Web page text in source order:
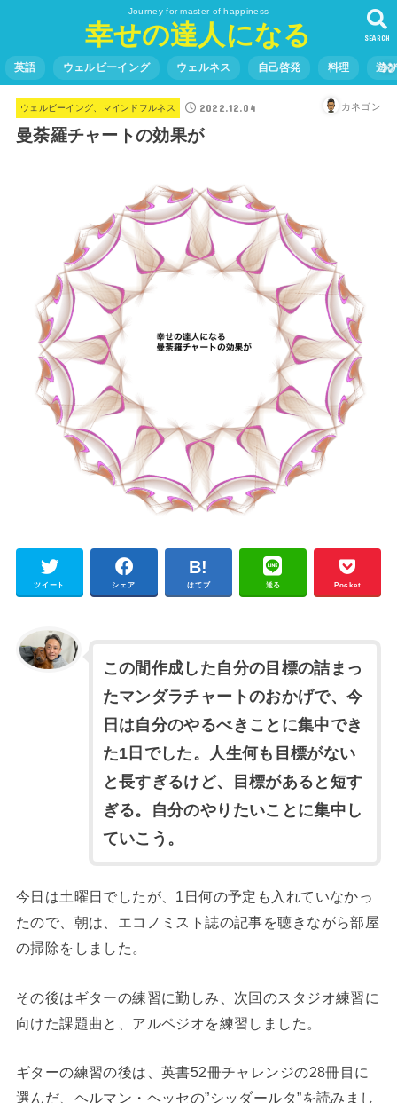
Journey for master of happiness
幸せの達人になる SEARCH
英語 ウェルビーイング ウェルネス 自己啓発 料理 遊
ウェルビーイング、マインドフルネス 2022.12.04 カネゴン
曼荼羅チャートの効果が
ツイート シェア はてブ 送る Pocket
この間作成した自分の目標の詰まっ
たマンダラチャートのおかげで、今
日は自分のやるべきことに集中でき
た1日でした。人生何も目標がない
と長すぎるけど、目標があると短す
ぎる。自分のやりたいことに集中し
ていこう。
今日は土曜日でしたが、1日何の予定も入れていなかっ
たので、朝は、エコノミスト誌の記事を聴きながら部屋
の掃除をしました。
その後はギターの練習に勤しみ、次回のスタジオ練習に
向けた課題曲と、アルペジオを練習しました。
ギターの練習の後は、英書52冊チャレンジの28冊目に
選んだ、ヘルマン・ヘッセの”シッダールタ”を読みまし